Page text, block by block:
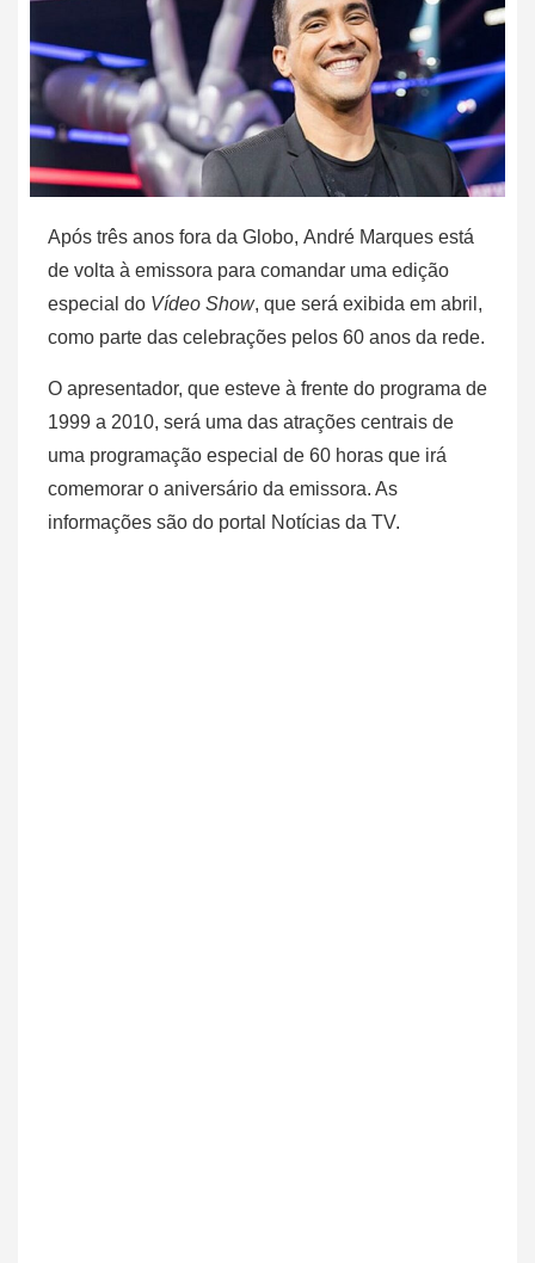
Após três anos fora da Globo, André Marques está
de volta à emissora para comandar uma edição
especial do Vídeo Show, que será exibida em abril,
como parte das celebrações pelos 60 anos da rede.
O apresentador, que esteve à frente do programa de
1999 a 2010, será uma das atrações centrais de
uma programação especial de 60 horas que irá
comemorar o aniversário da emissora. As
informações são do portal Notícias da TV.